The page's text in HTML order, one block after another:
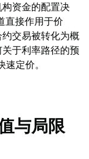
资金的配置决
直接作用于价
交易被转化为概
于利率路径的预
定价。
与局限